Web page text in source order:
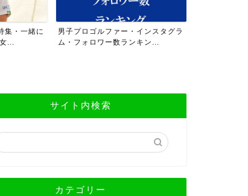
集・一緒に
...
男子プロゴルファー・インスタグラ
ム・フォロワー数ランキン...
サイト内検索
カテゴリー